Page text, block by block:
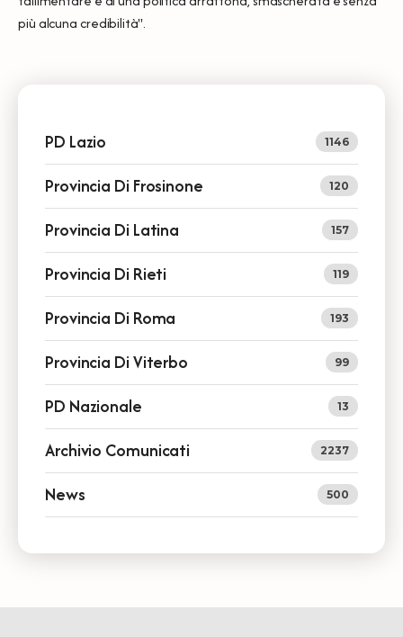
più alcuna credibilità".
PD Lazio 1146
Provincia Di Frosinone 120
Provincia Di Latina 157
Provincia Di Rieti 119
Provincia Di Roma 193
Provincia Di Viterbo 99
PD Nazionale 13
Archivio Comunicati 2237
News 500